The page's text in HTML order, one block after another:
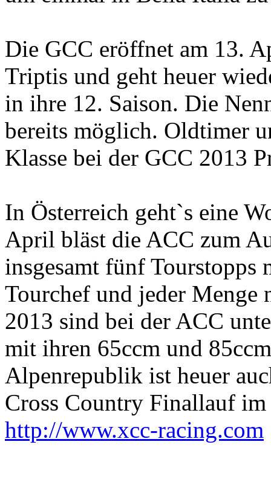
Die GCC eröffnet am 13.
Triptis und geht heuer
in ihre 12. Saison. Die
bereits möglich. Oldtimer
Klasse bei der GCC 2013
In Österreich geht`s eine
April bläst die ACC zum
insgesamt fünf Tourstopps
Tourchef und jeder Menge
2013 sind bei der ACC
mit ihren 65ccm und
Alpenrepublik ist heuer
Cross Country Finallauf im
http://www.xcc-racing.com